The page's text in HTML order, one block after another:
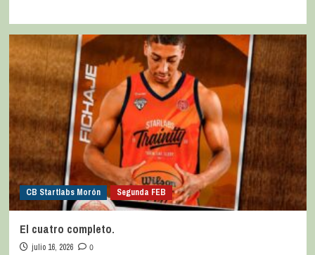
CB Startlabs Morón Segunda FEB
El cuatro completo.
julio 16, 2026 0